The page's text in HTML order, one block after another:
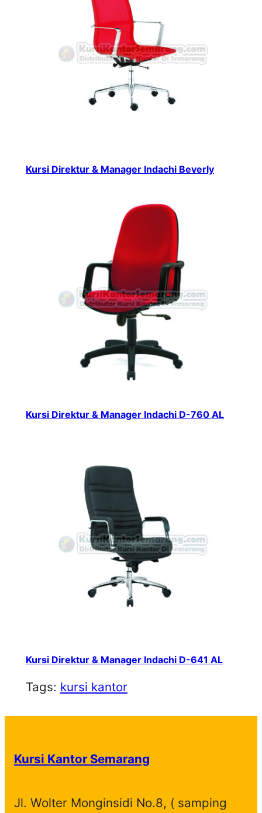
Kursi Direktur & Manager Indachi Beverly
Kursi Direktur & Manager Indachi D-760 AL
Kursi Direktur & Manager Indachi D-641 AL
Tags: kursi kantor
Kursi Kantor Semarang
Jl. Wolter Monginsidi No.8, ( samping